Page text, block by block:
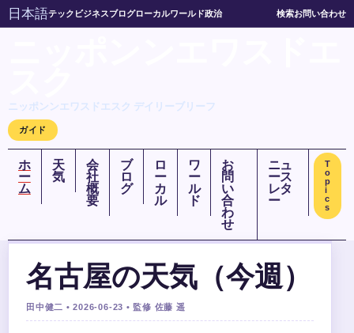
日本語テック ビジネスブログローカルワールド政治 検索お問い合わせ
ニッポンンエワスドエスク デイリーブリーフ
ガイド
ホ
ー
ム
天
気
会
社
概
要
ブ
ロ
グ
ロ
ー
カ
ル
ワ
ー
ル
ド
お
問
い
合
わ
せ
ニュ
ース
レタ
ー
T
o
p
i
c
s
名古屋の天気（今週）
田中健二 • 2026-06-23 • 監修 佐藤 遥